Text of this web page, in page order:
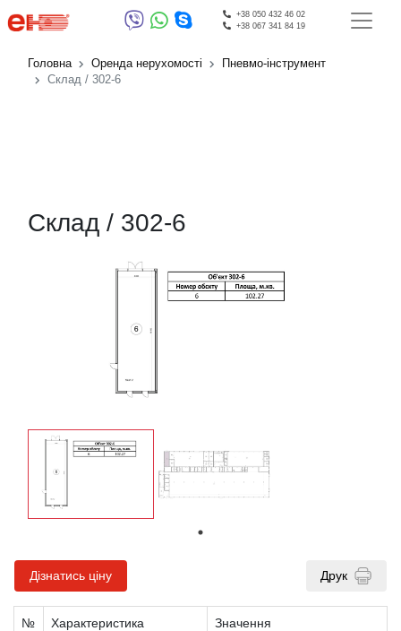
+38 050 432 46 02
+38 067 341 84 19
Головна Оренда нерухомості
Пневмо-інструмент
Склад / 302-6
Склад / 302-6
Дізнатись ціну Друк
№ Характеристика Значення